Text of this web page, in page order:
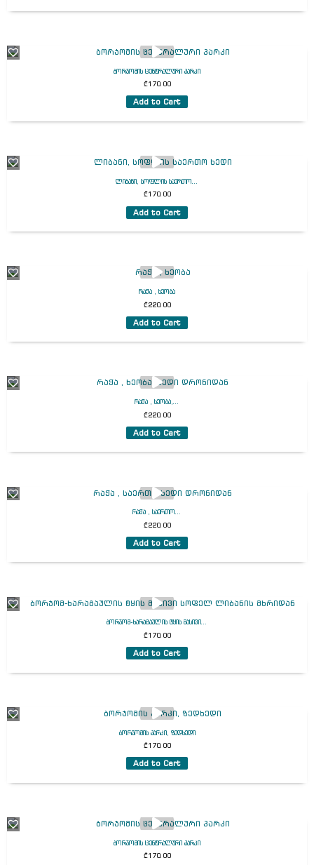
ბორჯომის ცენტრალური პარკი
₾170.00
Add to Cart
ლიბანი, სოფლის საერთო...
₾170.00
Add to Cart
რაჭა , ხეობა
₾220.00
Add to Cart
რაჭა , ხეობა,...
₾220.00
Add to Cart
რაჭა , საერთო...
₾220.00
Add to Cart
ბორჯომ-ხარაგაულის ტყის მასივი...
₾170.00
Add to Cart
ბორჯომის პარკი, ზედხედი
₾170.00
Add to Cart
ბორჯომის ცენტრალური პარკი
₾170.00